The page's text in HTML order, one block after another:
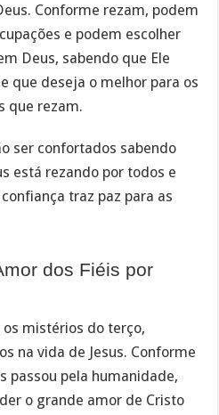
Conforme rezam, podem
e podem escolher
Deus, sabendo que Ele
que deseja o melhor para os
que rezam.
ser confortados sabendo
está rezando por todos e
traz paz para as
dos Fiéis por
mistérios do terço,
na vida de Jesus. Conforme
passou pela humanidade,
o grande amor de Cristo